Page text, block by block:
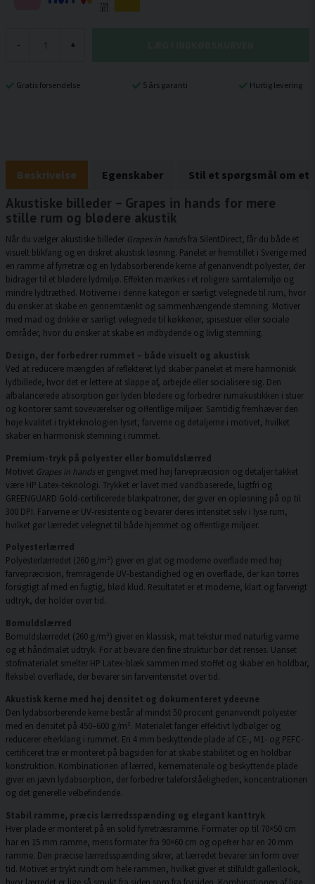
- +
Gratis forsendelse 5 års garanti Hurtig levering
Beskrivelse Egenskaber Stil et spørgsmål om et
Akustiske billeder – Grapes in hands for mere
stille rum og blødere akustik
Når du vælger akustiske billeder Grapes in handsfra SilentDirect, får du både et
visuelt blikfang og en diskret akustisk løsning. Panelet er fremstillet i Sverige med
en ramme af fyrretræ og en lydabsorberende kerne af genanvendt polyester, der
bidrager til et blødere lydmiljø. Effekten mærkes i et roligere samtalemiljø og
mindre lydtræthed. Motiverne i denne kategori er særligt velegnede til rum, hvor
du ønsker at skabe en gennemtænkt og sammenhængende stemning. Motiver
med mad og drikke er særligt velegnede til køkkener, spisestuer eller sociale
områder, hvor du ønsker at skabe en indbydende og livlig stemning.
Design, der forbedrer rummet – både visuelt og akustisk
Ved at reducere mængden af reflekteret lyd skaber panelet et mere harmonisk
lydbillede, hvor det er lettere at slappe af, arbejde eller socialisere sig. Den
afbalancerede absorption gør lyden blødere og forbedrer rumakustikken i stuer
og kontorer samt soveværelser og offentlige miljøer. Samtidig fremhæver den
høje kvalitet i trykteknologien lyset, farverne og detaljerne i motivet, hvilket
skaber en harmonisk stemning i rummet.
Premium-tryk på polyester eller bomuldslærred
Motivet Grapes in handser gengivet med høj farvepræcision og detaljer takket
være HP Latex-teknologi. Trykket er lavet med vandbaserede, lugtfri og
GREENGUARD Gold-certificerede blækpatroner, der giver en opløsning på op til
300 DPI. Farverne er UV-resistente og bevarer deres intensitet selv i lyse rum,
hvilket gør lærredet velegnet til både hjemmet og offentlige miljøer.
Polyesterlærred
Polyesterlærredet (260 g/m²) giver en glat og moderne overflade med høj
farvepræcision, fremragende UV-bestandighed og en overflade, der kan tørres
forsigtigt af med en fugtig, blød klud. Resultatet er et moderne, klart og farverigt
udtryk, der holder over tid.
Bomuldslærred
Bomuldslærredet (260 g/m²) giver en klassisk, mat tekstur med naturlig varme
og et håndmalet udtryk. For at bevare den fine struktur bør det renses. Uanset
stofmaterialet smelter HP Latex-blæk sammen med stoffet og skaber en holdbar,
fleksibel overflade, der bevarer sin farveintensitet over tid.
Akustisk kerne med høj densitet og dokumenteret ydeevne
Den lydabsorberende kerne består af mindst 50 procent genanvendt polyester
med en densitet på 450–600 g/m². Materialet fanger effektivt lydbølger og
reducerer efterklang i rummet. En 4 mm beskyttende plade af CE-, M1- og PEFC-
certificeret træ er monteret på bagsiden for at skabe stabilitet og en holdbar
konstruktion. Kombinationen af lærred, kernemateriale og beskyttende plade
giver en jævn lydabsorption, der forbedrer taleforståeligheden, koncentrationen
og det generelle velbefindende.
Stabil ramme, præcis lærredsspænding og elegant kanttryk
Hver plade er monteret på en solid fyrretræsramme. Formater op til 70×50 cm
har en 15 mm ramme, mens formater fra 90×60 cm og opefter har en 20 mm
ramme. Den præcise lærredsspænding sikrer, at lærredet bevarer sin form over
tid. Motivet er trykt rundt om hele rammen, hvilket giver et stilfuldt gallerilook,